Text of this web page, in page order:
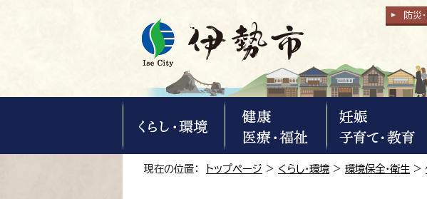
防災
現在の位置： トップページ > くらし・環境 > 環境保全・衛生 >